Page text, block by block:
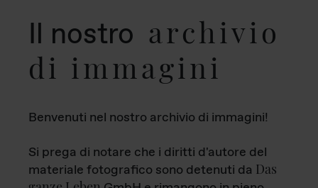
Il nostro archivio
di immagini
Benvenuti nel nostro archivio di immagini!
Si prega di notare che i diritti d'autore del
materiale fotografico sono detenuti da Das